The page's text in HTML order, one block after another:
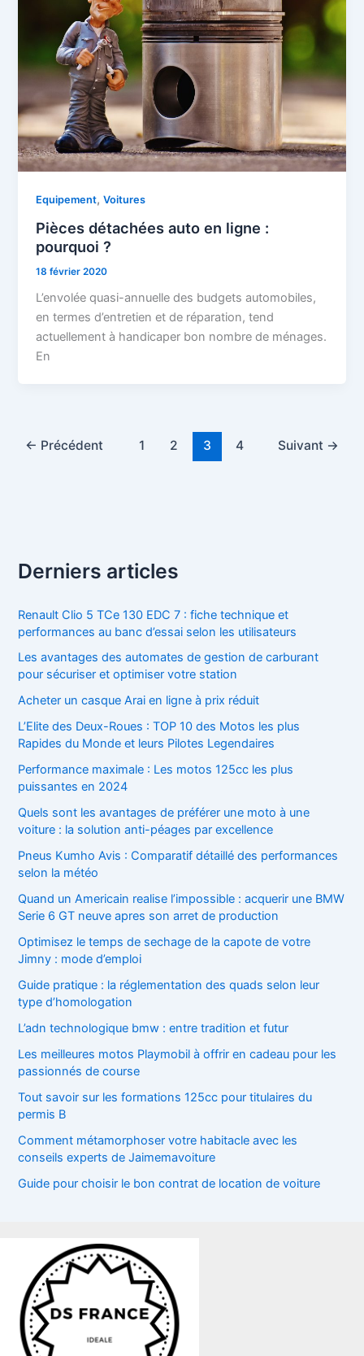
Equipement,Voitures
Pièces détachées auto en ligne :
pourquoi ?
18 février 2020
L’envolée quasi-annuelle des budgets automobiles,
en termes d’entretien et de réparation, tend
actuellement à handicaper bon nombre de ménages.
En
← Précédent 1 2 3 4 Suivant →
Derniers articles
Renault Clio 5 TCe 130 EDC 7 : fiche technique et
performances au banc d’essai selon les utilisateurs
Les avantages des automates de gestion de carburant
pour sécuriser et optimiser votre station
Acheter un casque Arai en ligne à prix réduit
L’Elite des Deux-Roues : TOP 10 des Motos les plus
Rapides du Monde et leurs Pilotes Legendaires
Performance maximale : Les motos 125cc les plus
puissantes en 2024
Quels sont les avantages de préférer une moto à une
voiture : la solution anti-péages par excellence
Pneus Kumho Avis : Comparatif détaillé des performances
selon la météo
Quand un Americain realise l’impossible : acquerir une BMW
Serie 6 GT neuve apres son arret de production
Optimisez le temps de sechage de la capote de votre
Jimny : mode d’emploi
Guide pratique : la réglementation des quads selon leur
type d’homologation
L’adn technologique bmw : entre tradition et futur
Les meilleures motos Playmobil à offrir en cadeau pour les
passionnés de course
Tout savoir sur les formations 125cc pour titulaires du
permis B
Comment métamorphoser votre habitacle avec les
conseils experts de Jaimemavoiture
Guide pour choisir le bon contrat de location de voiture